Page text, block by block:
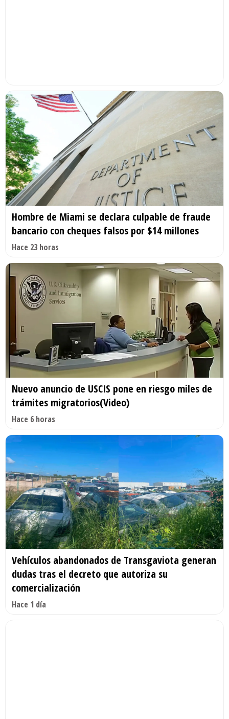
Hombre de Miami se declara culpable de fraude
bancario con cheques falsos por $14 millones
Hace 23 horas
Nuevo anuncio de USCIS pone en riesgo miles de
trámites migratorios(Video)
Hace 6 horas
Vehículos abandonados de Transgaviota generan
dudas tras el decreto que autoriza su
comercialización
Hace 1 día